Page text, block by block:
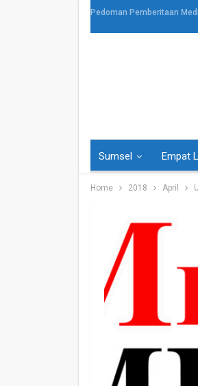
Pedoman Pemberitaan
Sumsel Empat
Home 2018 April